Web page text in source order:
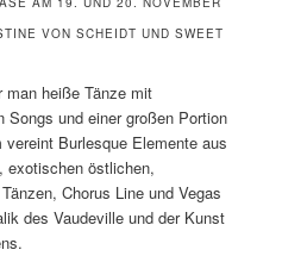
VON SCHEIDT UND SWEET
man heiße Tänze mit
Songs und einer großen Portion
Burlesque Elemente aus
exotischen östlichen,
Chorus Line und Vegas
des Vaudeville und der Kunst